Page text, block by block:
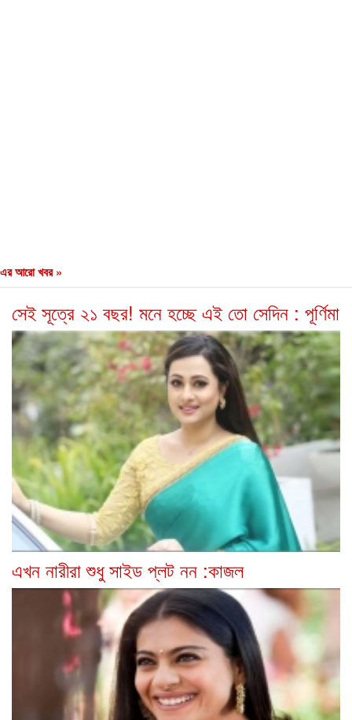
এর আরো খবর »
সেই সূত্রে ২১ বছর! মনে হচ্ছে এই তো সেদিন : পূর্ণিমা
এখন নারীরা শুধু সাইড প্লট নন :কাজল